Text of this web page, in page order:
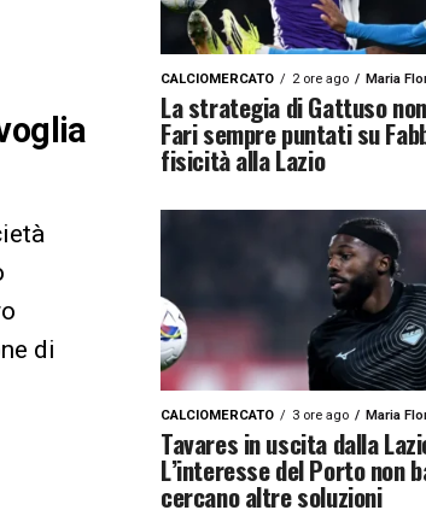
di
CALCIOMERCATO 2 ore ago Maria
La strategia di Gattuso
Fari sempre puntati su
fisicità alla Lazio
CALCIOMERCATO 3 ore ago Maria
Tavares in uscita dalla
L’interesse del Porto non
cercano altre soluzioni